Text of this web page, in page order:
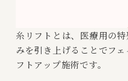
糸リフトとは、医療用の
みを引き上げることでフ
フトアップ施術です。